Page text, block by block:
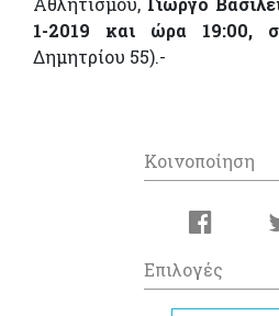
1-2019 και ώρα 19:00,
Δημητρίου 55).-
Κοινοποίηση
Επιλογές